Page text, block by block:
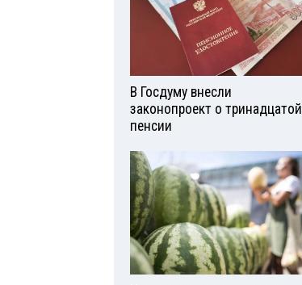
В Госдуму внесли
законопроект о тринадцатой
пенсии